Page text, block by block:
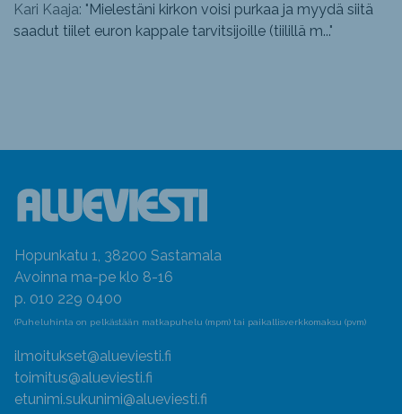
Kari Kaaja: "Mielestäni kirkon voisi purkaa ja myydä siitä
saadut tiilet euron kappale tarvitsijoille (tiilillä m..."
Hopunkatu 1, 38200 Sastamala
Avoinna ma-pe klo 8-16
p. 010 229 0400
(Puheluhinta on pelkästään matkapuhelu (mpm) tai paikallisverkkomaksu (pvm)
ilmoitukset@alueviesti.fi
toimitus@alueviesti.fi
etunimi.sukunimi@alueviesti.fi